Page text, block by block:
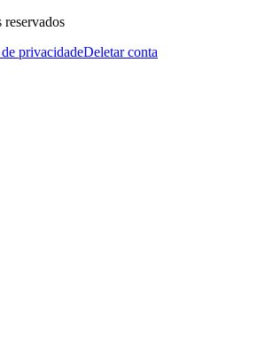
reservados
privacidadeDeletar conta